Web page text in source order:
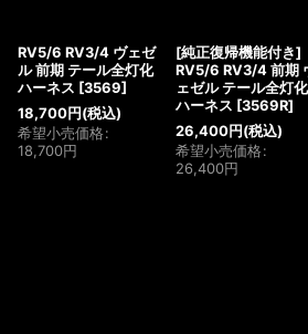
RV5/6 RV3/4 ヴェゼ
ル 前期 テール全灯化
ハーネス [3569]
18,700円 (税込)
希望小売価格:
18,700円
[純正復帰機能付き]
RV5/6 RV3/4 前期
ェゼル テール全灯化
ハーネス [3569R]
26,400円 (税込)
希望小売価格:
26,400円